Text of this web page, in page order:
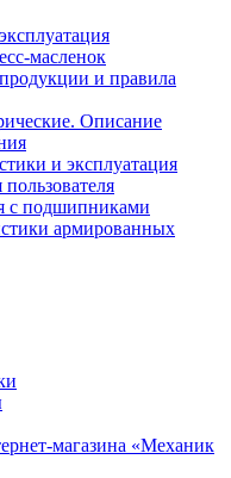
и правила
Описание
и эксплуатация
с подшипниками
армированных
магазина «Механик